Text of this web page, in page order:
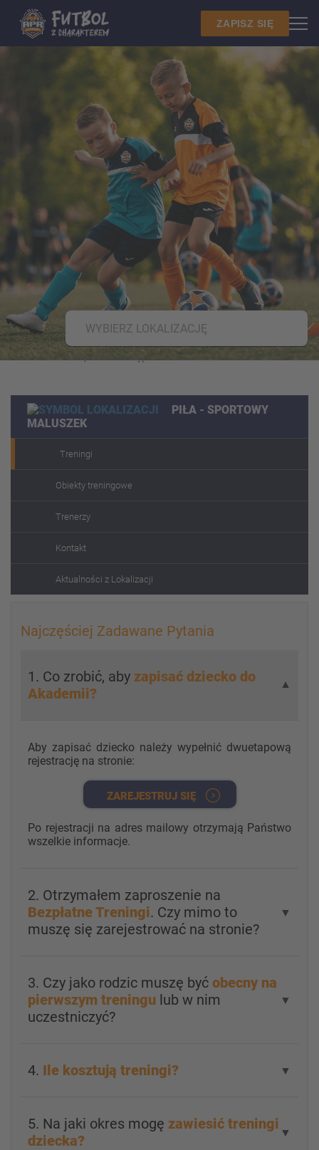
ZAPISZ SIĘ
WYBIERZ LOKALIZACJĘ
PIŁA - SPORTOWY
MALUSZEK
Treningi
Obiekty treningowe
Trenerzy
Kontakt
Aktualności z Lokalizacji
Najczęściej Zadawane Pytania
1. Co zrobić, aby zapisać dziecko do
Akademii?
▼
Aby zapisać dziecko należy wypełnić dwuetapową
rejestrację na stronie:
ZAREJESTRUJ SIĘ
Po rejestracji na adres mailowy otrzymają Państwo
wszelkie informacje.
2. Otrzymałem zaproszenie na
Bezpłatne Treningi. Czy mimo to
muszę się zarejestrować na stronie?
▼
3. Czy jako rodzic muszę być obecny na
pierwszym treningu lub w nim
uczestniczyć?
▼
4. Ile kosztują treningi? ▼
5. Na jaki okres mogę zawiesić treningi
dziecka?
▼